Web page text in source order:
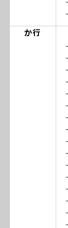
か行